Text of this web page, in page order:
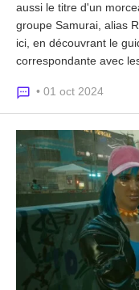
aussi le titre d'un
groupe Samurai, alias
ici, en découvrant le
correspondante avec
• 01 oct 2024